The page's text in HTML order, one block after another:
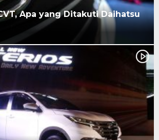
Apa yang Ditakuti Daihatsu